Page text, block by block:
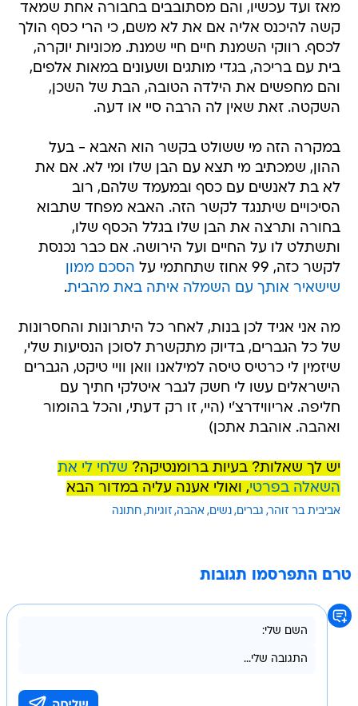
מאז ועד עכשיו, והם מסתובבים בחבורה אחת שמאד
קשה להיכנס אליה אם את לא משם, כי הרי כסף הולך
לכסף. רווקי השמנת חיים חיי שמנת. מכוניות יוקרה,
בית עם בריכה, בגדי מותגים ושעונים במאות אלפים,
והם מחפשים את הילדה הטובה, הבת של השכן,
השקטה. זאת שאין לה הרבה סיי או דעה.
במקרה הזה מי ששולט בקשר הוא האבא - בעל
ההון, שמכתיב מי תצא עם הבן שלו ומי לא. אם את
לא בת לאנשים עם כסף ובמעמד שלהם, רוב
הסיכויים שיתנגד לקשר הזה. האבא מפחד שתבוא
בחורה ותרצה את הבן שלו בגלל הכסף שלו,
ותשתלט לו על החיים ועל הירושה. אם כבר נכנסת
לקשר כזה, 99 אחוז שתחתמי על
הסכם ממון
שישאיר אותך עם השמלה איתה באת מהבית.
מה אני אגיד לכן בנות, לאחר כל היתרונות והחסרונות
של כל הגברים, בדיוק מתקשרת לסוכן הנסיעות שלי,
שיזמין לי כרטיס טיסה למילאנו וואן וויי טיקט, הגברים
הישראלים עשו לי חשק לגבר איטלקי חתיך עם
חליפה. אריווידרצ'י (היי, זו רק דעתי, והכל בהומור
ואהבה. אוהבת אתכן)
יש לך שאלות? בעיות ברומנטיקה? שלחי לי את
השאלה בפרטי, ואולי אענה עליה במדור הבא
אביבית בר זוהר גברים נשים אהבה זוגיות חתונה
טרם התפרסמו תגובות